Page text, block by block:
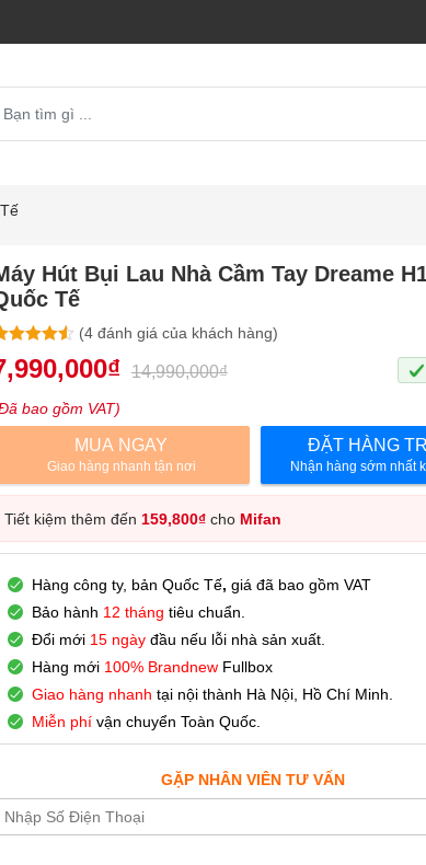
Hút Bụi Lau Nhà Cầm Tay Dreame
Tế
trên 5
trên
đánh giá
(4 đánh giá của khách hàng)
₫ 14,990,000₫
bao gồm VAT)
MUA NGAY
Giao hàng nhanh tận nơi
ĐẶT HÀNG
Nhận hàng sớm nhất
Tiết kiệm thêm đến 159,800₫cho Mifan
Hàng công ty, bản Quốc Tế, giá đã bao gồm VAT
Bảo hành 12 tháng tiêu chuẩn.
Đổi mới 15 ngàyđầu nếu lỗi nhà sản xuất.
Hàng mới 100% BrandnewFullbox
Giao hàng nhanh tại nội thành Hà Nội, Hồ Chí Minh.
Miễn phívận chuyển Toàn Quốc.
GẶP NHÂN VIÊN TƯ VẤN